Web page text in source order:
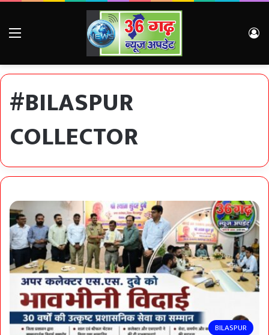
Menu
#BILASPUR
COLLECTOR
BILASPUR